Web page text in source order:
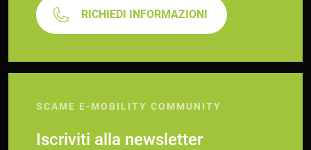
RICHIEDI INFORMAZIONI
SCAME E-MOBILITY COMMUNITY
Iscriviti alla newsletter